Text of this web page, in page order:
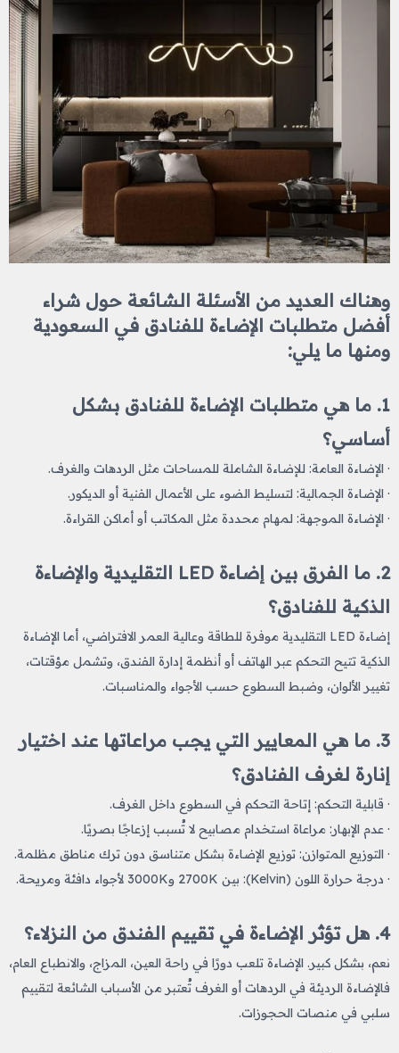
وهناك العديد من الأسئلة الشائعة حول شراء
أفضل متطلبات الإضاءة للفنادق في السعودية
ومنها ما يلي:
1. ما هي متطلبات الإضاءة للفنادق بشكل
أساسي؟
· الإضاءة العامة: للإضاءة الشاملة للمساحات مثل الردهات والغرف.
· الإضاءة الجمالية: لتسليط الضوء على الأعمال الفنية أو الديكور.
· الإضاءة الموجهة: لمهام محددة مثل المكاتب أو أماكن القراءة.
2. ما الفرق بين إضاءة LED التقليدية والإضاءة
الذكية للفنادق؟
إضاءة LED التقليدية موفرة للطاقة وعالية العمر الافتراضي، أما الإضاءة
الذكية تتيح التحكم عبر الهاتف أو أنظمة إدارة الفندق، وتشمل مؤقتات،
تغيير الألوان، وضبط السطوع حسب الأجواء والمناسبات.
3. ما هي المعايير التي يجب مراعاتها عند اختيار
إنارة لغرف الفنادق؟
· قابلية التحكم: إتاحة التحكم في السطوع داخل الغرف.
· عدم الإبهار: مراعاة استخدام مصابيح لا تُسبب إزعاجًا بصريًا.
· التوزيع المتوازن: توزيع الإضاءة بشكل متناسق دون ترك مناطق مظلمة.
· درجة حرارة اللون (Kelvin): بين 2700K و3000K لأجواء دافئة ومريحة.
4. هل تؤثر الإضاءة في تقييم الفندق من النزلاء؟
نعم، بشكل كبير. الإضاءة تلعب دورًا في راحة العين، المزاج، والانطباع العام،
فالإضاءة الرديئة في الردهات أو الغرف تُعتبر من الأسباب الشائعة لتقييم
سلبي في منصات الحجوزات.